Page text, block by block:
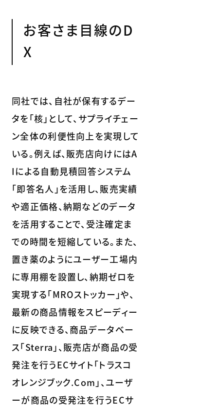
お客さま目線のD
X
同社では、自社が保有するデー
タを「核」として、サプライチェー
ン全体の利便性向上を実現して
いる。例えば、販売店向けにはA
Iによる自動見積回答システム
「即答名人」を活用し、販売実績
や適正価格、納期などのデータ
を活用することで、受注確定ま
での時間を短縮している。また、
置き薬のようにユーザー工場内
に専用棚を設置し、納期ゼロを
実現する「MROストッカー」や、
最新の商品情報をスピーディー
に反映できる、商品データベー
ス「Sterra」、販売店が商品の受
発注を行うECサイト「トラスコ
オレンジブック.Com」、ユーザ
ーが商品の受発注を行うECサ